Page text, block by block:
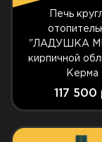
Печь
"ЛАДУШКА
кирпичной
Керма
117 500